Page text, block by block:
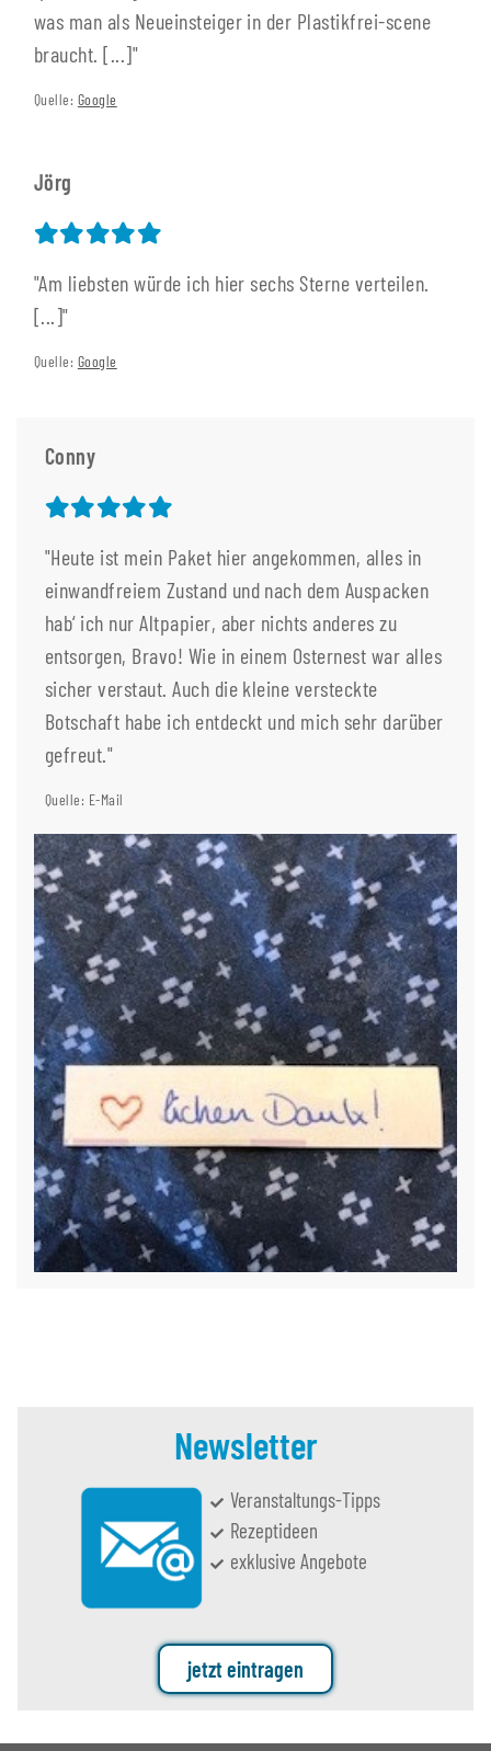
was man als Neueinsteiger in der Plastikfrei-scene
braucht. [...]"
Quelle: Google
Jörg
"Am liebsten würde ich hier sechs Sterne verteilen.
[...]"
Quelle: Google
Conny
"Heute ist mein Paket hier angekommen, alles in
einwandfreiem Zustand und nach dem Auspacken
hab‘ ich nur Altpapier, aber nichts anderes zu
entsorgen, Bravo! Wie in einem Osternest war alles
sicher verstaut. Auch die kleine versteckte
Botschaft habe ich entdeckt und mich sehr darüber
gefreut."
Quelle: E-Mail
Newsletter
Veranstaltungs-Tipps
Rezeptideen
exklusive Angebote
jetzt eintragen